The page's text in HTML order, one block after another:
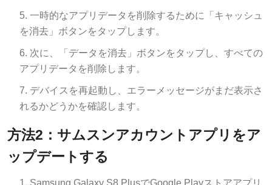
一時的なアプリデータを削除するために「キャッシュ
を消去」ボタンをタップします。
次に、「データを消去」ボタンをタップし、すべての
アプリデータを削除します。
デバイスを再起動し、エラーメッセージがまだ表示さ
れるかどうかを確認します。
方法2：サムスンアカウントアプリをア
ップデートする
Samsung Galaxy S8 PlusでGoogle Playストアアプリ